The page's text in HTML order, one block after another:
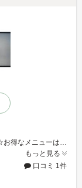
メニューが豊富でなんでもできるネイルサロンです☆お得なメニューは通りかかった人がリピーターになるくらい人気です！！技術力も高く幅広いお客様に支持を受けています♪ご来店心よりお待ちしております♪
もっと見る
口コミ 1件